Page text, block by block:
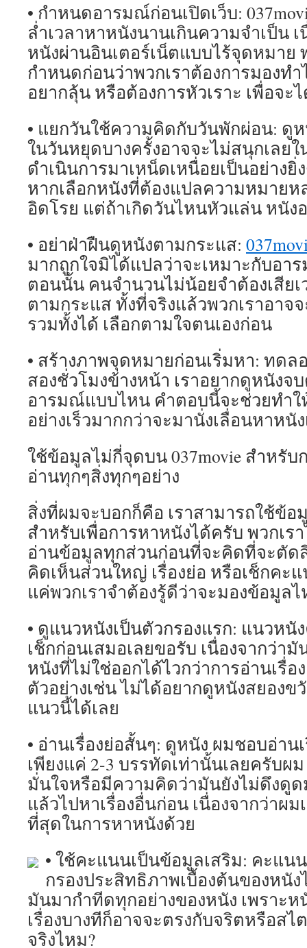
• กำหนดอารมณ์ก่อนเปิดเว็บ:
ล่ำเวลาหาหนังนานเกินความจำเป็น
หนังผ่านอินเตอร์เน็ตแบบไร้จุดหมาย
กำหนดก่อนว่าพวกเราต้องการมองท
อยากลุ้น หรือต้องการหัวเราะ เพื่อจะ
• แยกวันใช้ความคิดกับวันพักผ่อน: ดู
ในวันหยุดบางครั้งอาจจะไม่สนุกเลย
ดำเนินการมาเหน็ดเหนื่อยเป็นอย่างยิ่
หากเลือกหนังที่ต้องแปลความหมายห
อิดโรย แต่ถ้าเกิดวันไหนหัวแล่น หนั
• อย่าฝ่าฝืนดูหนังตามกระแส:
มากถูกใจมิได้แปลว่าจะเหมาะกับอา
ตอนนั้น คนจำนวนไม่น้อยจำต้องเสีย
ตามกระแส ทั้งที่จริงแล้วพวกเราอาจ
รวมทั้งได้ เลือกตามใจตนเองก่อน
• สร้างภาพจุดหมายก่อนเริ่มหา: ทดล
สองชั่วโมงข้างหน้า เราอยากดูหนังจ
อารมณ์แบบไหน คำตอบนี้จะช่วยทำใ
อย่างเร็วมากกว่าจะมานั่งเลื่อนหาหนั
ใช้ข้อมูลไม่กี่จุดบน 037movie สำหรับ
อ่านทุกๆสิ่งทุกๆอย่าง
สิ่งที่ผมจะบอกก็คือ เราสามารถใช้ข้อ
สำหรับเพื่อการหาหนังได้ครับ พวกเร
อ่านข้อมูลทุกส่วนก่อนที่จะคิดที่จะตัด
คิดเห็นส่วนใหญ่ เรื่องย่อ หรือเช็กคะ
แค่พวกเราจำต้องรู้ดีว่าจะมองข้อมูล
• ดูแนวหนังเป็นตัวกรองแรก: แนวหนั
เช็กก่อนเสมอเลยขอรับ เนื่องจากว่า
หนังที่ไม่ใช่ออกได้ไวกว่าการอ่านเรื่
ตัวอย่างเช่น ไม่ได้อยากดูหนังสยอง
แนวนี้ได้เลย
• อ่านเรื่องย่อสั้นๆ: ดูหนัง ผมชอบอ่าน
เพียงแค่ 2-3 บรรทัดเท่านั้นเลยครับผ
มั่นใจหรือมีความคิดว่ามันยังไม่ดึงดู
แล้วไปหาเรื่องอื่นก่อน เนื่องจากว่าผม
ที่สุดในการหาหนังด้วย
• ใช้คะแนนเป็นข้อมูลเสริม: คะแน
กรองประสิทธิภาพเบื้องต้นของหนั
มันมากำทีดทุกอย่างของหนัง เพราะห
เรื่องบางทีก็อาจจะตรงกับจริตหรือสไ
จริงไหม?